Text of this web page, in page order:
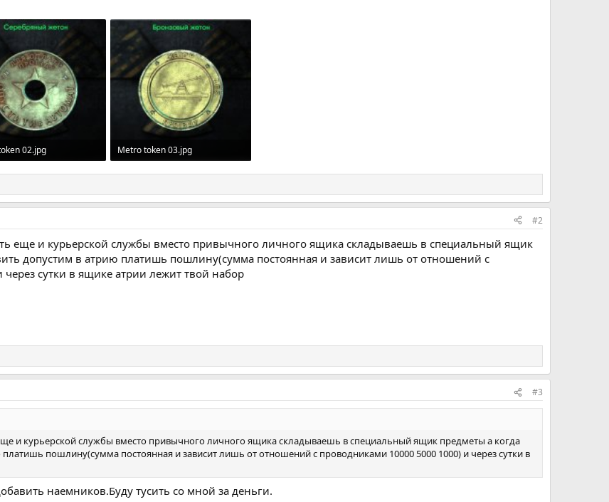
02.jpg
· Просмотры: 12
Metro token 03.jpg
610.7 KB · Просмотры: 12
#2
еще и курьерской службы вместо привычного личного ящика складываешь в специальный ящик
допустим в атрию платишь пошлину(сумма постоянная и зависит лишь от отношений с
сутки в ящике атрии лежит твой набор
#3
и курьерской службы вместо привычного личного ящика складываешь в специальный ящик предметы а когда
пошлину(сумма постоянная и зависит лишь от отношений с проводниками 10000 5000 1000) и через сутки в
наемников.Буду тусить со мной за деньги.